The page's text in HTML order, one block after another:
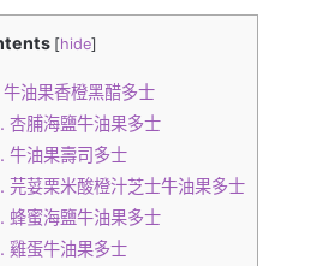
[hide]
油果香橙黑醋多士
杏脯海鹽牛油果多士
牛油果壽司多士
芫荽栗米酸橙汁芝士牛油果多士
蜂蜜海鹽牛油果多士
雞蛋牛油果多士